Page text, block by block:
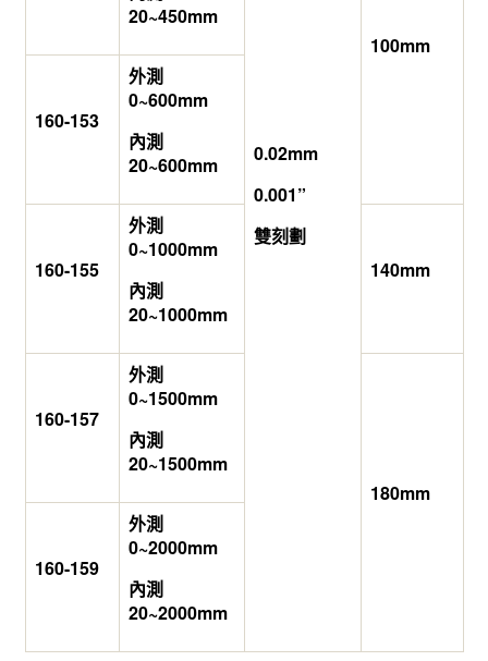
0.02mm
0.001”
雙刻劃
20~450mm
100mm
160-153
外測
0~600mm
內測
20~600mm
160-155
外測
0~1000mm
內測
20~1000mm
140mm
160-157
外測
0~1500mm
內測
20~1500mm
180mm
160-159
外測
0~2000mm
內測
20~2000mm